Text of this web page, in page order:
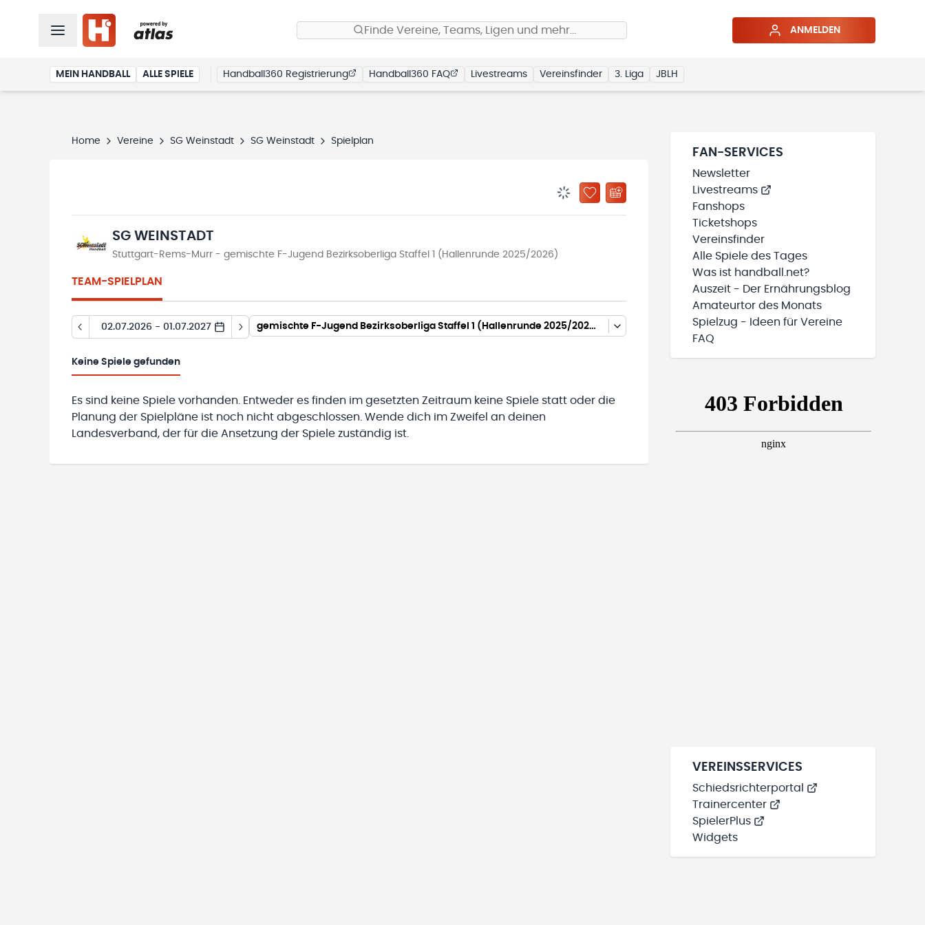
Finde Vereine, Teams, Ligen und mehr… ANMELDEN
MEIN HANDBALL ALLE SPIELE Handball360 Registrierung Handball360 FAQ Livestreams Vereinsfinder 3. Liga JBLH
Home Vereine SG Weinstadt SG Weinstadt Spielplan
BENACHRICHTIGUNGSSTATUS WIRD GELADEN
ZU „MEINE TEAMS“ HINZUFÜGEN
SG WEINSTADT
Stuttgart-Rems-Murr - gemischte F-Jugend Bezirksoberliga Staffel 1 (Hallenrunde 2025/2026)
TEAM-SPIELPLAN
02.07.2026 - 01.07.2027 gemischte F-Jugend Bezirksoberliga Staffel 1 (Hallenrunde 2025/2026)
Keine Spiele gefunden
Es sind keine Spiele vorhanden. Entweder es finden im gesetzten Zeitraum keine Spiele statt oder die
Planung der Spielpläne ist noch nicht abgeschlossen. Wende dich im Zweifel an deinen
Landesverband, der für die Ansetzung der Spiele zuständig ist.
FAN-SERVICES
Newsletter
Livestreams
Fanshops
Ticketshops
Vereinsfinder
Alle Spiele des Tages
Was ist handball.net?
Auszeit - Der Ernährungsblog
Amateurtor des Monats
Spielzug - Ideen für Vereine
FAQ
VEREINSSERVICES
Schiedsrichterportal
Trainercenter
SpielerPlus
Widgets